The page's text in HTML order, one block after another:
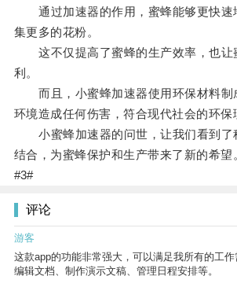
通过加速器的作用，蜜蜂能够更快速
集更多的花粉。
这不仅提高了蜜蜂的生产效率，也让
利。
而且，小蜜蜂加速器使用环保材料制
环境造成任何伤害，符合现代社会的环保
小蜜蜂加速器的问世，让我们看到了
结合，为蜜蜂保护和生产带来了新的希望
#3#
评论
游客
这款app的功能非常强大，可以满足我所有的工
编辑文档、制作演示文稿、管理日程安排等。